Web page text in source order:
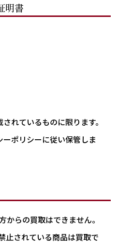
明書
れているものに限ります。
ポリシーに従い保管しま
からの買取はできません。
止されている商品は買取で